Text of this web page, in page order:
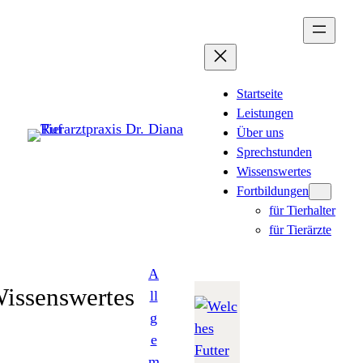
Startseite
Leistungen
Über uns
Sprechstunden
Wissenswertes
Fortbildungen
für Tierhalter
für Tierärzte
A
ll
g
e